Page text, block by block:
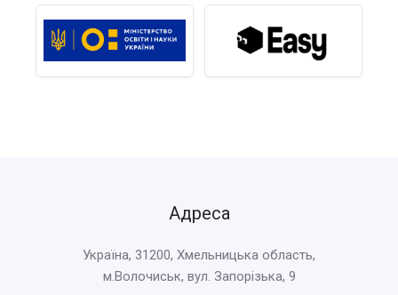
Адреса
Україна, 31200, Хмельницька область,
м.Волочиськ, вул. Запорізька, 9